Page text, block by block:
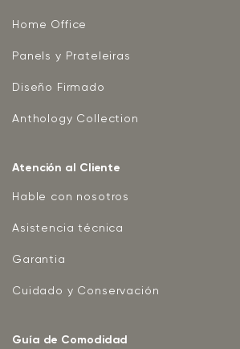
Home Office
Panels y Prateleiras
Diseño Firmado
Anthology Collection
Atención al Cliente
Hable con nosotros
Asistencia técnica
Garantia
Cuidado y Conservación
Guía de Comodidad